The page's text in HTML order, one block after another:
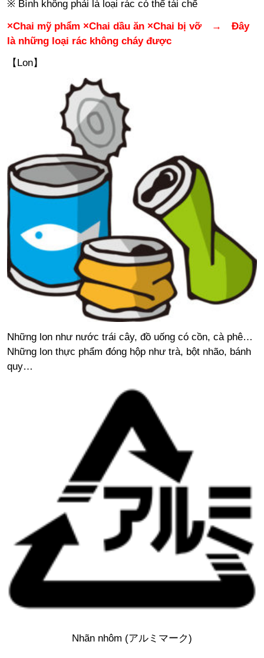
※ Bình không phải là loại rác có thể tái chế
×Chai mỹ phẩm ×Chai dầu ăn ×Chai bị vỡ→ Đây
là những loại rác không cháy được
【Lon】
Những lon như nước trái cây, đồ uống có cồn, cà phê…
Những lon thực phẩm đóng hộp như trà, bột nhão, bánh
quy…
Nhãn nhôm (アルミマーク)